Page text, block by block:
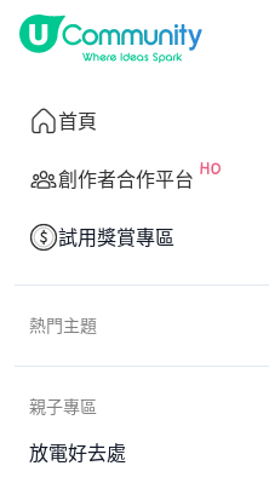
首頁
創作者合作平台
試用獎賞專區
熱門主題
親子專區
放電好去處